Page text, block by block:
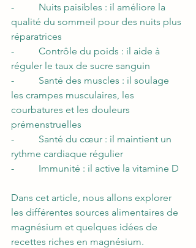
-          Nuits paisibles : il améliore la
qualité du sommeil pour des nuits plus
réparatrices
-          Contrôle du poids : il aide à
réguler le taux de sucre sanguin
-          Santé des muscles : il soulage
les crampes musculaires, les
courbatures et les douleurs
prémenstruelles
-          Santé du cœur : il maintient un
rythme cardiaque régulier
-          Immunité : il active la vitamine D
Dans cet article, nous allons explorer
les différentes sources alimentaires de
magnésium et quelques idées de
recettes riches en magnésium.